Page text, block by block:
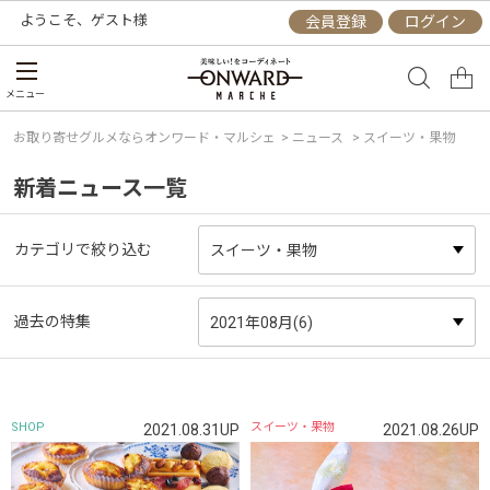
ようこそ、 ゲスト様 会員登録 ログイン
メニュー
お取り寄せグルメならオンワード・マルシェ > ニュース > スイーツ・果物
新着ニュース一覧
カテゴリで絞り込む
過去の特集
SHOP 2021.08.31UP スイーツ・果物 2021.08.26UP